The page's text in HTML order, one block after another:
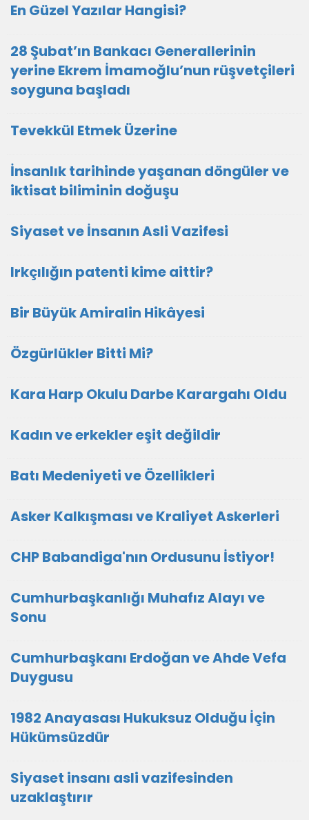
En Güzel Yazılar Hangisi?
28 Şubat’ın Bankacı Generallerinin
yerine Ekrem İmamoğlu’nun rüşvetçileri
soyguna başladı
Tevekkül Etmek Üzerine
İnsanlık tarihinde yaşanan döngüler ve
iktisat biliminin doğuşu
Siyaset ve İnsanın Asli Vazifesi
Irkçılığın patenti kime aittir?
Bir Büyük Amiralin Hikâyesi
Özgürlükler Bitti Mi?
Kara Harp Okulu Darbe Karargahı Oldu
Kadın ve erkekler eşit değildir
Batı Medeniyeti ve Özellikleri
Asker Kalkışması ve Kraliyet Askerleri
CHP Babandiga'nın Ordusunu İstiyor!
Cumhurbaşkanlığı Muhafız Alayı ve
Sonu
Cumhurbaşkanı Erdoğan ve Ahde Vefa
Duygusu
1982 Anayasası Hukuksuz Olduğu İçin
Hükümsüzdür
Siyaset insanı asli vazifesinden
uzaklaştırır